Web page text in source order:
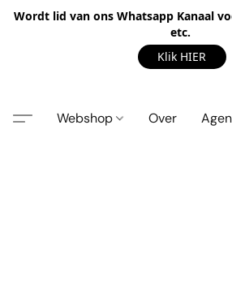
Wordt lid van ons Whatsapp Kanaal
etc.
Klik HIER
Webshop Over